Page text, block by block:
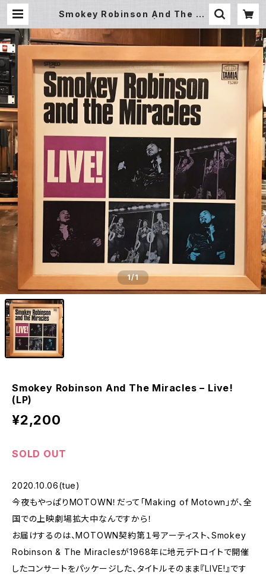
Smokey Robinson And The Mi
und Gallery Record Store
1/1
Smokey Robinson And The Miracles ‎– Live!
(LP)
¥2,200
SOLD OUT
2020.10.06(tue)
今夜もやっぱりMOTOWN！だって「Making of Motown」が、全
国での上映劇場拡大中なんですから！
お届けするのは、MOTOWN契約第１号アーティスト、Smokey
Robinson & The Miraclesが1968年に地元デトロイトで開催
したコンサートをパッケージした、タイトルそのまま『LIVE!』です